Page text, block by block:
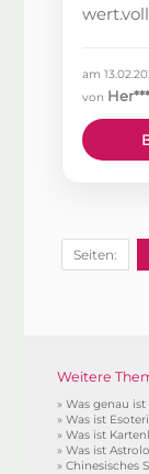
am
von Her***
Seiten:
Weitere
»Was genau
»Was ist
»Was ist
»Was ist
»Chinesisches